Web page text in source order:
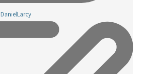
DanielLarcy